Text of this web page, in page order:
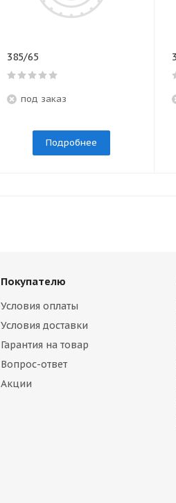
385/65
под заказ
Подробнее
Покупателю
Условия оплаты
Условия доставки
Гарантия на товар
Вопрос-ответ
Акции